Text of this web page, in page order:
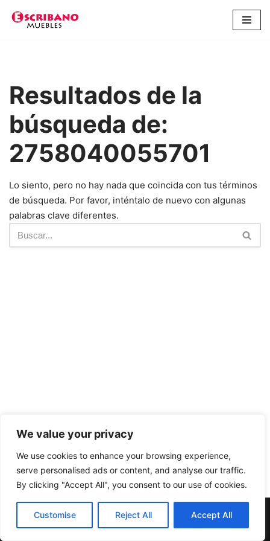
We value your privacy
We use cookies to enhance your browsing experience,
serve personalised ads or content, and analyse our traffic.
By clicking "Accept All", you consent to our use of cookies.
Customise Reject All Accept All
Resultados de la
búsqueda de:
2758040055701
Lo siento, pero no hay nada que coincida con tus términos
de búsqueda. Por favor, inténtalo de nuevo con algunas
palabras clave diferentes.
| Telf:957137396 | 14412 Pedroche (Córdoba)